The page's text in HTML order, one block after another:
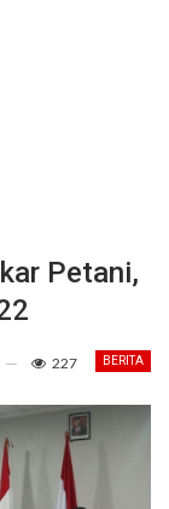
Petani,
BERITA
227